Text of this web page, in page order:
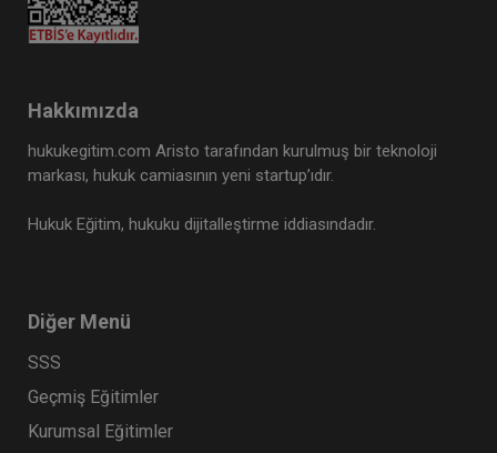
Devir ve Temlik - III. Borçlar Hukuku Kongresi -
VIII. Oturum Video Kaydı
360 TL
Hakkımızda
hukukegitim.com Aristo tarafından kurulmuş bir teknoloji
markası, hukuk camiasının yeni startup’ıdır.
Hukuk Eğitim, hukuku dijitalleştirme iddiasındadır.
Diğer Menü
SSS
Geçmiş Eğitimler
Kurumsal Eğitimler